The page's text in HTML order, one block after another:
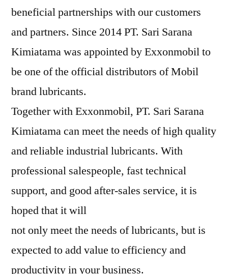
beneficial partnerships with our customers
and partners. Since 2014 PT. Sari Sarana
Kimiatama was appointed by Exxonmobil to
be one of the official distributors of Mobil
brand lubricants.
Together with Exxonmobil, PT. Sari Sarana
Kimiatama can meet the needs of high quality
and reliable industrial lubricants. With
professional salespeople, fast technical
support, and good after-sales service, it is
hoped that it will
not only meet the needs of lubricants, but is
expected to add value to efficiency and
productivity in your business.